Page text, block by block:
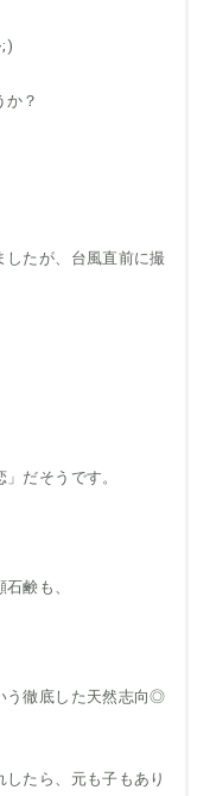
？
したが、台風直前に撮
だそうです。
鹸も、
う徹底した天然志向◎
たら、元も子もあり